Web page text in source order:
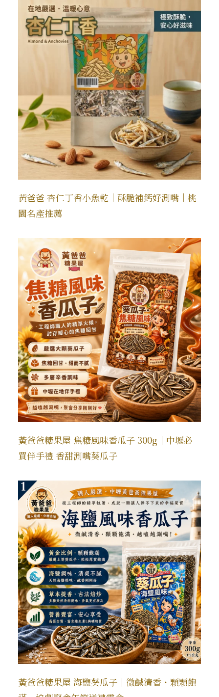
黃爸爸 杏仁丁香小魚乾｜酥脆補鈣好涮嘴｜桃
園名產推薦
黃爸爸糖果屋 焦糖風味香瓜子 300g｜中壢必
買伴手禮 香甜涮嘴葵瓜子
黃爸爸糖果屋 海鹽葵瓜子｜微鹹清香・顆顆飽